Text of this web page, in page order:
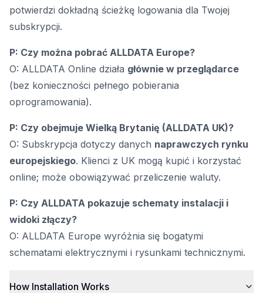
potwierdzi dokładną ścieżkę logowania dla Twojej
subskrypcji.
P: Czy można pobrać ALLDATA Europe?
O: ALLDATA Online działa głównie w przeglądarce
(bez konieczności pełnego pobierania
oprogramowania).
P: Czy obejmuje Wielką Brytanię (ALLDATA UK)?
O: Subskrypcja dotyczy danych naprawczych rynku
europejskiego. Klienci z UK mogą kupić i korzystać
online; może obowiązywać przeliczenie waluty.
P: Czy ALLDATA pokazuje schematy instalacji i
widoki złączy?
O: ALLDATA Europe wyróżnia się bogatymi
schematami elektrycznymi i rysunkami technicznymi.
How Installation Works